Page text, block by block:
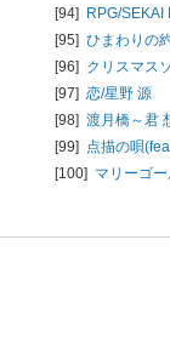
[94] RPG/SEKAI
[95] ひまわりの
[96] クリスマス
[97] 恋/星野 源
[98] 渡月橋～君
[99] 点描の唄
[100] マリーゴ